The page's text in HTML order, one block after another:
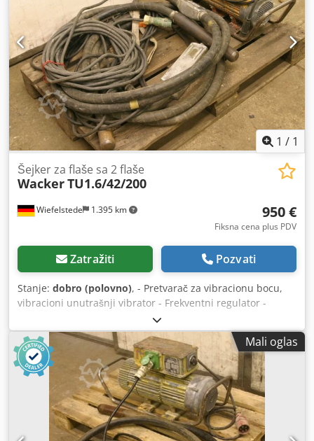
1 / 1
Wiefelstede 1.395 km
Šejker za flaše sa 2 flaše
WackerTU1.6/42/200
950 €
Fiksna cena plus PDV
Zatražiti Pozvati
Stanje: dobro (polovno), - Pretvarač za vibracionu bocu,
vibracioni unutrašnji vibrator - Frekventni regulator -
Vibracione boce: 2 - Dužina kabla: po 6 m - Težina: 100 kg
Dcedpjb A Hg Sjfx Ahksk
Mali oglas